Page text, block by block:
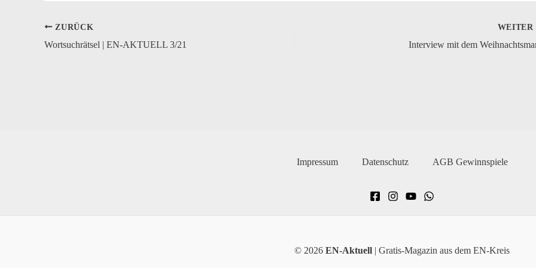
ZURÜCK
Wortsuchrätsel | EN-AKTUELL 3/21
WEITER
Interview mit dem
Impressum Datenschutz AGB Gewinnspiele
© 2026 EN-Aktuell | Gratis-Magazin aus dem EN-Kreis